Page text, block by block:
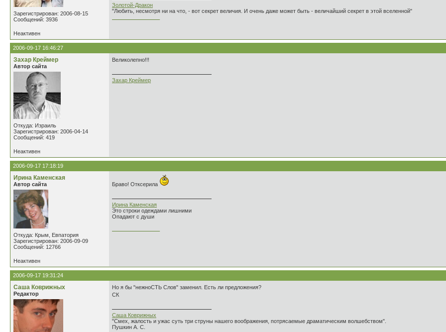
Зарегистрирован: 2006-08-15
Сообщений: 3936
Золотой-Дракон
"Любить, несмотря ни на что, - вот секрет величия. И очень даже может быть - величайший секрет в этой вселенной"
Неактивен
2006-09-17 16:46:27
Захар Креймер
Автор сайта
Откуда: Израиль
Зарегистрирован: 2006-04-14
Сообщений: 419
Великолепно!!!
Захар Креймер
Неактивен
2006-09-17 17:18:19
Ирина Каменская
Автор сайта
Откуда: Крым, Евпатория
Зарегистрирован: 2006-09-09
Сообщений: 12766
Браво! Отксерила
Ирина Каменская
Это строки одеждами лишними
Опадают с души
Неактивен
2006-09-17 19:31:24
Саша Коврижных
Редактор
Но я бы "нежноСТЬ Слов" заменил. Есть ли предложения?
СК
Саша Коврижных
"Смех, жалость и ужас суть три струны нашего воображения, потрясаемые драматическим волшебством".
Пушкин А. С.